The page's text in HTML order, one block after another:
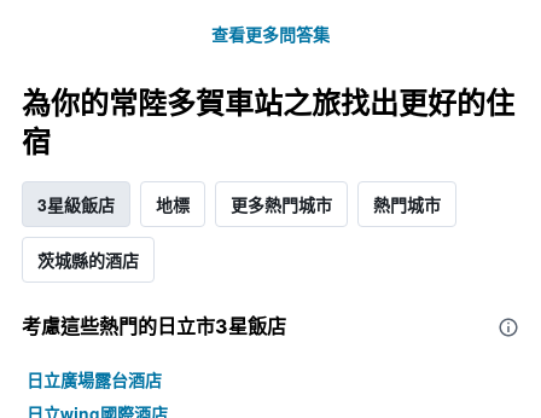
查看更多問答集
為你的常陸多賀車站之旅找出更好的住
宿
3星級飯店 地標 更多熱門城市 熱門城市
茨城縣的酒店
考慮這些熱門的日立市3星​飯店
日立廣場露台酒店